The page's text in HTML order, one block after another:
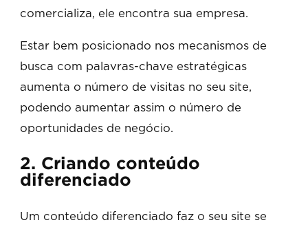
comercializa, ele encontra sua empresa.
Estar bem posicionado nos mecanismos de
busca com palavras-chave estratégicas
aumenta o número de visitas no seu site,
podendo aumentar assim o número de
oportunidades de negócio.
2. Criando conteúdo
diferenciado
Um conteúdo diferenciado faz o seu site se